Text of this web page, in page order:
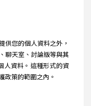
供您的個人資料之外，
聊天室、討論版等與其
人資料。這種形式的資
政策的範圍之內。